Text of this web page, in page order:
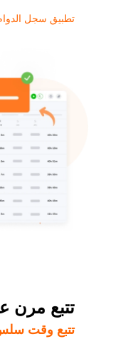
تطبيق سجل
تتبع مرن
تتبع وقت